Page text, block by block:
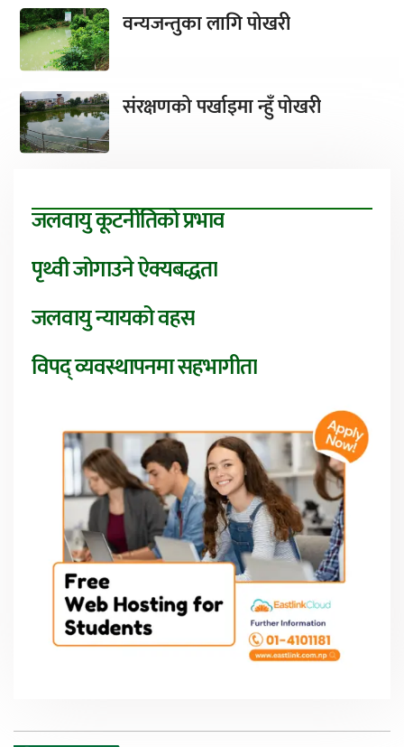
वन्यजन्तुका लागि पोखरी
संरक्षणको पर्खाइमा न्हुँ पोखरी
जलवायु कूटनीतिको प्रभाव
पृथ्वी जोगाउने ऐक्यबद्धता
जलवायु न्यायको वहस
विपद् व्यवस्थापनमा सहभागीता